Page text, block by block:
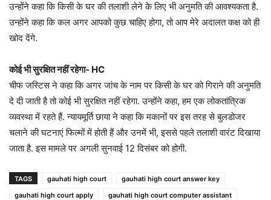
उन्होंने कहा कि किसी के घर की तलाशी लेने के लिए भी अनुमति की आवश्यकता है.
उन्होंने कहा कि कल अगर आपको कुछ चाहिए होगा, तो आप मेरे अदालत कक्ष को ही
खोद देंगे.
कोई भी सुरक्षित नहीं रहेगा- HC
चीफ जस्टिस ने कहा कि अगर जांच के नाम पर किसी के घर को गिराने की अनुमति
दे दी जाती है तो कोई भी सुरक्षित नहीं रहेगा. उन्होंने कहा, हम एक लोकतांत्रिक
व्यवस्था में रहते हैं. न्यायमूर्ति छाया ने कहा कि मकानों पर इस तरह से बुलडोजर
चलाने की घटनाएं फिल्मों में होती हैं और उनमें भी, इससे पहले तलाशी वारंट दिखाया
जाता है. इस मामले पर अगली सुनवाई 12 दिसंबर को होगी.
TAGS gauhati high court
gauhati high court answer key
gauhati high court apply
gauhati high court computer assistant